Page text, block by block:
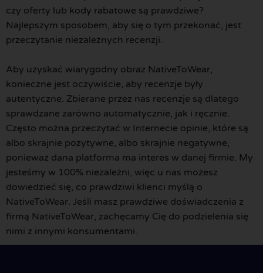
czy oferty lub kody rabatowe są prawdziwe?
Najlepszym sposobem, aby się o tym przekonać, jest
przeczytanie niezależnych recenzji.
Aby uzyskać wiarygodny obraz NativeToWear,
konieczne jest oczywiście, aby recenzje były
autentyczne. Zbierane przez nas recenzje są dlatego
sprawdzane zarówno automatycznie, jak i ręcznie.
Często można przeczytać w Internecie opinie, które są
albo skrajnie pozytywne, albo skrajnie negatywne,
ponieważ dana platforma ma interes w danej firmie. My
jesteśmy w 100% niezależni, więc u nas możesz
dowiedzieć się, co prawdziwi klienci myślą o
NativeToWear. Jeśli masz prawdziwe doświadczenia z
firmą NativeToWear, zachęcamy Cię do podzielenia się
nimi z innymi konsumentami.